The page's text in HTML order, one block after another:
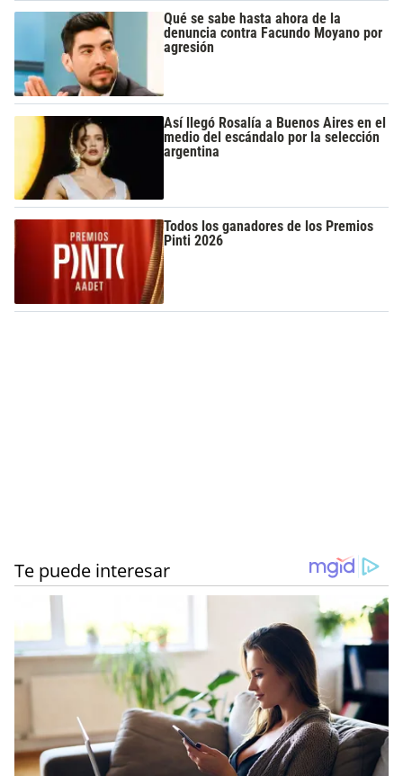
Qué se sabe hasta ahora de la
denuncia contra Facundo Moyano por
agresión
Así llegó Rosalía a Buenos Aires en el
medio del escándalo por la selección
argentina
Todos los ganadores de los Premios
Pinti 2026